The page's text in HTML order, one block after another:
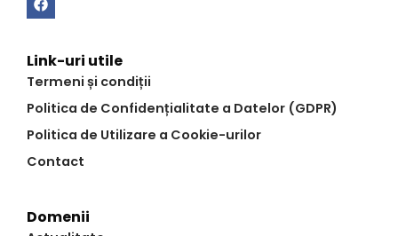
Link-uri utile
Termeni și condiții
Politica de Confidențialitate a Datelor (GDPR)
Politica de Utilizare a Cookie-urilor
Contact
Domenii